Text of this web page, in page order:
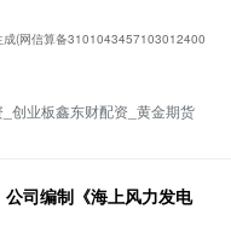
成(网信算备3101043457103012400
创业板鑫东财配资_黄金期货
司编制《海上风力发电